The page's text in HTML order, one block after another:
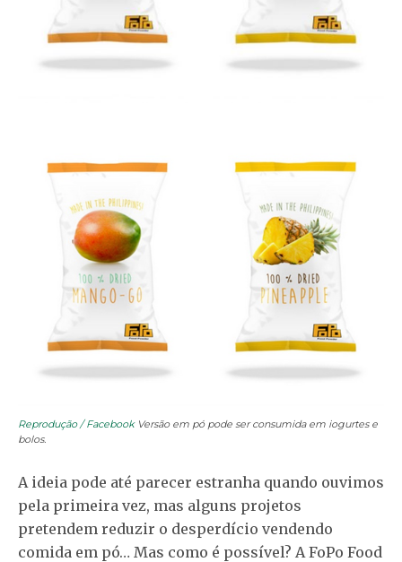
Reprodução / FacebookVersão em pó pode ser consumida em iogurtes e
bolos.
A ideia pode até parecer estranha quando ouvimos
pela primeira vez, mas alguns projetos
pretendem reduzir o desperdício vendendo
comida em pó… Mas como é possível? A FoPo Food